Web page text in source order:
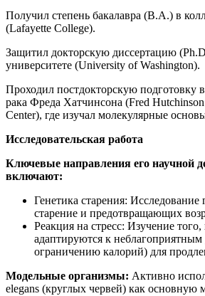
Получил степень бакалавра (B.A.) в
(Lafayette College).
Защитил докторскую диссертацию
университете (University of Washington).
Проходил постдокторскую подготовку
рака Фреда Хатчинсона (Fred Hutchinson
Center), где изучал молекулярные
Исследовательская работа
Ключевые направления его научной
включают:
Генетика старения:
старение и предотвращающих
Реакция на стресс: Изучение того,
адаптируются к
ограничению калорий) для
Модельные организмы: Активно
elegans (круглых червей) как основную